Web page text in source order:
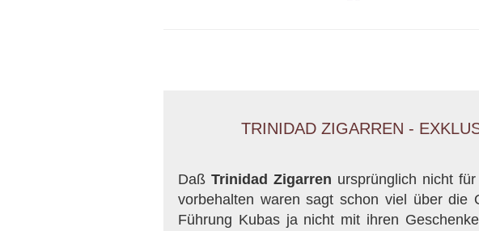
TRINIDAD ZIGARREN -
Daß Trinidad Zigarren ursprünglich nicht
vorbehalten waren sagt schon viel über die
Führung Kubas ja nicht mit ihren